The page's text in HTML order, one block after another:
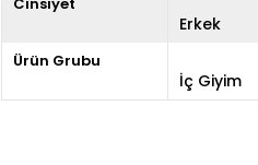
Erkek
Ürün Grubu
İç Giyim